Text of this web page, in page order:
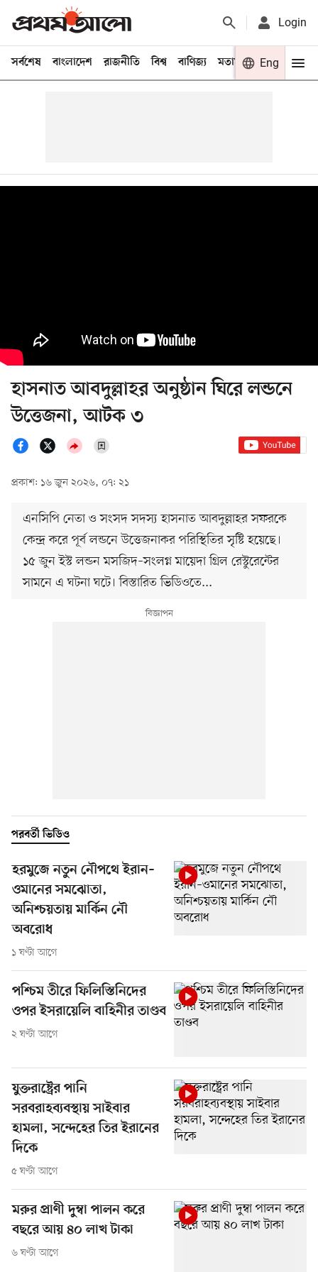
Login
সর্বশেষ বাংলাদেশ রাজনীতি বিশ্ব বাণিজ্য মতামত খেলা
Eng
হাসনাত আবদুল্লাহর অনুষ্ঠান ঘিরে লন্ডনে
উত্তেজনা, আটক ৩
প্রকাশ: ১৬ জুন ২০২৬, ০৭: ২১
এনসিপি নেতা ও সংসদ সদস্য হাসনাত আবদুল্লাহর সফরকে
কেন্দ্র করে পূর্ব লন্ডনে উত্তেজনাকর পরিস্থিতির সৃষ্টি হয়েছে।
১৫ জুন ইস্ট লন্ডন মসজিদ–সংলগ্ন মায়েদা গ্রিল রেস্টুরেন্টের
সামনে এ ঘটনা ঘটে। বিস্তারিত ভিডিওতে...
পরবর্তী ভিডিও
হরমুজে নতুন নৌপথে ইরান–
ওমানের সমঝোতা,
অনিশ্চয়তায় মার্কিন নৌ
অবরোধ
১ ঘণ্টা আগে
পশ্চিম তীরে ফিলিস্তিনিদের
ওপর ইসরায়েলি বাহিনীর তাণ্ডব
২ ঘণ্টা আগে
যুক্তরাষ্ট্রের পানি
সরবরাহব্যবস্থায় সাইবার
হামলা, সন্দেহের তির ইরানের
দিকে
৫ ঘণ্টা আগে
মরুর প্রাণী দুম্বা পালন করে
বছরে আয় ৪০ লাখ টাকা
৬ ঘণ্টা আগে